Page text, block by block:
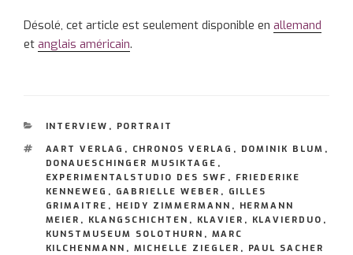
Désolé, cet article est seulement disponible en allemand
et anglais américain.
CATÉGORIES
INTERVIEW , PORTRAIT
ÉTIQUETTES
AART VERLAG , CHRONOS VERLAG , DOMINIK BLUM ,
DONAUESCHINGER MUSIKTAGE ,
EXPERIMENTALSTUDIO DES SWF , FRIEDERIKE
KENNEWEG , GABRIELLE WEBER , GILLES
GRIMAITRE , HEIDY ZIMMERMANN , HERMANN
MEIER , KLANGSCHICHTEN , KLAVIER , KLAVIERDUO ,
KUNSTMUSEUM SOLOTHURN , MARC
KILCHENMANN , MICHELLE ZIEGLER , PAUL SACHER